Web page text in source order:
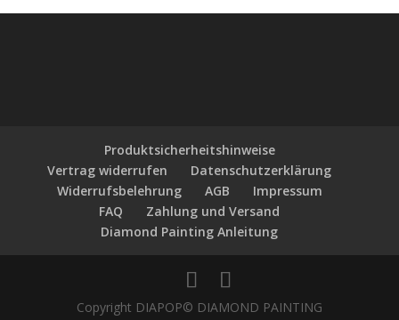
Produktsicherheitshinweise
Vertrag widerrufen
Datenschutzerklärung
Widerrufsbelehrung
AGB
Impressum
FAQ
Zahlung und Versand
Diamond Painting Anleitung
Copyright DIAPOP© DIAMOND PAINTING